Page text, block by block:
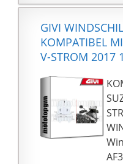
GIVI
KOMPATIBEL
V-STROM 2017